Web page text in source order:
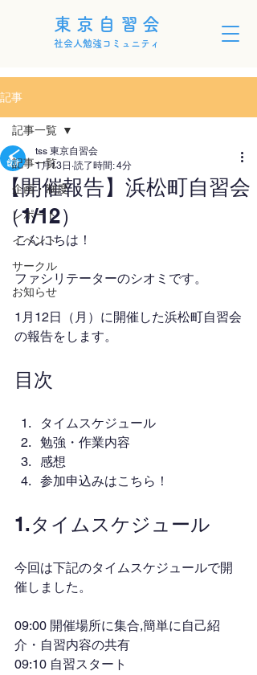
東京自習会
社会人勉強コミュニティ
記事
記事一覧
企画・制度
レポート
イベント
サークル
お知らせ
記事一覧
【開催報告】浜松町自習会
（1/12）
tss 東京自習会
1月13日 読了時間: 4分
こんにちは！
ファシリテーターのシオミです。
1月12日（月）に開催した浜松町自習会
の報告をします。
目次
タイムスケジュール
勉強・作業内容
感想
参加申込みはこちら！
1.タイムスケジュール
今回は下記のタイムスケジュールで開
催しました。
09:00 開催場所に集合,簡単に自己紹
介・自習内容の共有
09:10 自習スタート